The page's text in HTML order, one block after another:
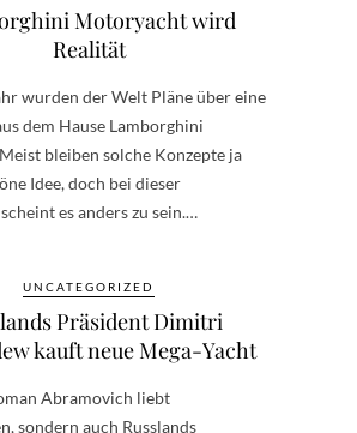
Motoryacht wird
Realität
wurden der Welt Pläne über eine
dem Hause Lamborghini
bleiben solche Konzepte ja
Idee, doch bei dieser
es anders zu sein.…
UNCATEGORIZED
Präsident Dimitri
kauft neue Mega-Yacht
Abramovich liebt
sondern auch Russlands